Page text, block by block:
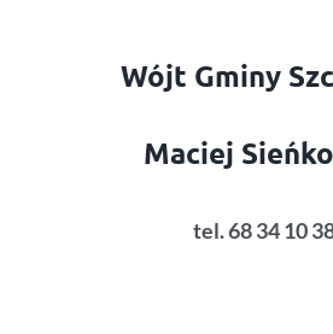
Wójt Gminy
Maciej
tel. 68 34 10